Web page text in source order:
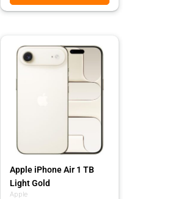
Apple
Apple iPhone Air 1 TB
Light Gold